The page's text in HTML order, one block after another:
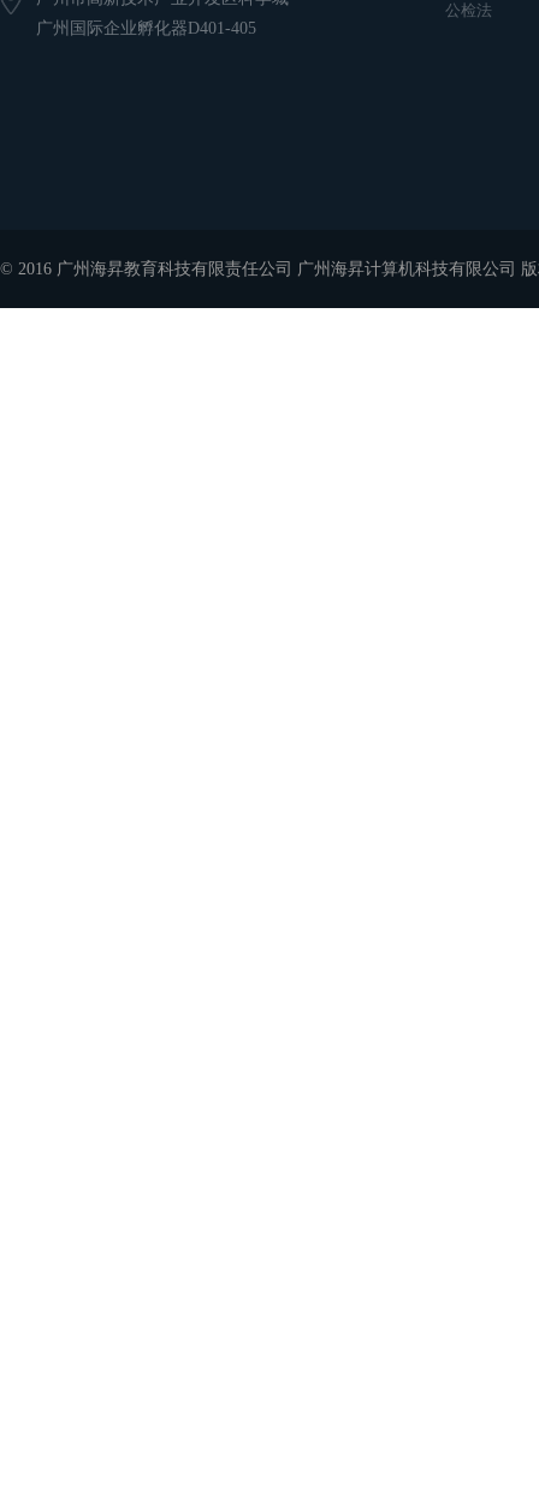
广州国际企业孵化器D401-405
公检法
© 2016 广州海昇教育科技有限责任公司 广州海昇计算机科技有限公司